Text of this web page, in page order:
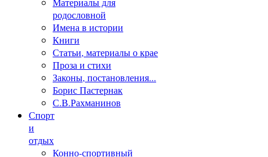
родословной
Имена в истории
Книги
Статьи, материалы о крае
Проза и стихи
Законы, постановления...
Борис Пастернак
С.В.Рахманинов
Спорт
и
отдых
Конно-спортивный